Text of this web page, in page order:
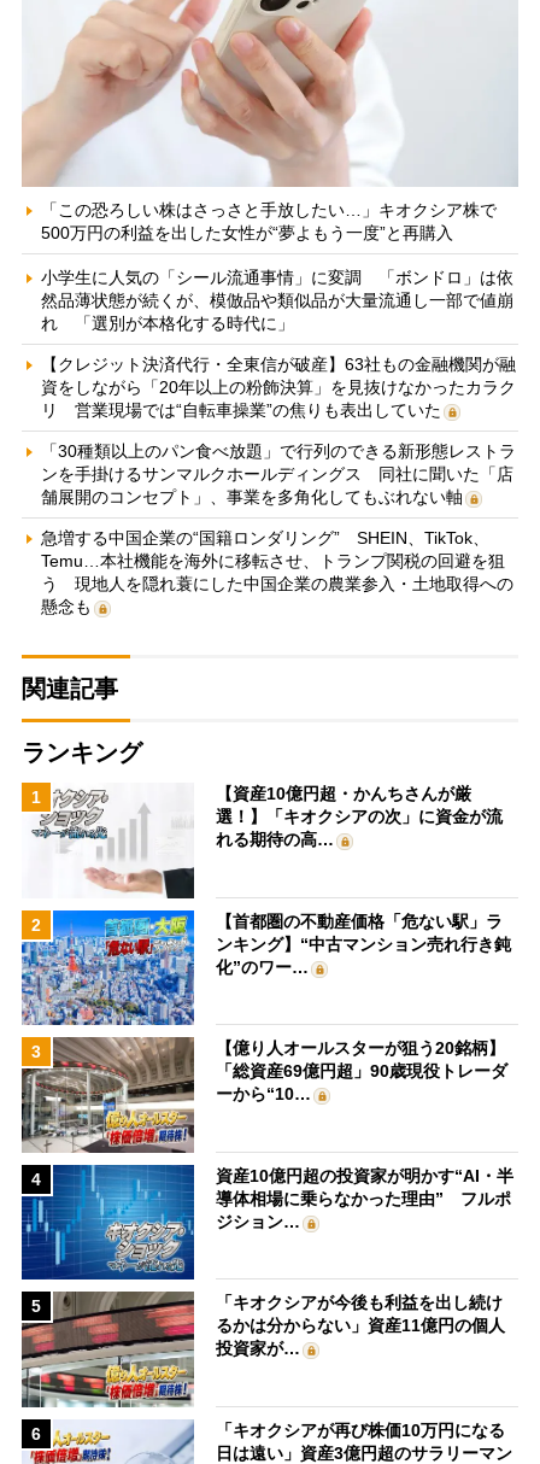
「この恐ろしい株はさっさと手放したい…」キオクシア株で
500万円の利益を出した女性が“夢よもう一度”と再購入
小学生に人気の「シール流通事情」に変調 「ボンドロ」は依
然品薄状態が続くが、模倣品や類似品が大量流通し一部で値崩
れ 「選別が本格化する時代に」
【クレジット決済代行・全東信が破産】63社もの金融機関が融
資をしながら「20年以上の粉飾決算」を見抜けなかったカラク
リ 営業現場では“自転車操業”の焦りも表出していた
「30種類以上のパン食べ放題」で行列のできる新形態レストラ
ンを手掛けるサンマルクホールディングス 同社に聞いた「店
舗展開のコンセプト」、事業を多角化してもぶれない軸
急増する中国企業の“国籍ロンダリング” SHEIN、TikTok、
Temu…本社機能を海外に移転させ、トランプ関税の回避を狙
う 現地人を隠れ蓑にした中国企業の農業参入・土地取得への
懸念も
関連記事
ランキング
1
【資産10億円超・かんちさんが厳
選！】「キオクシアの次」に資金が流
れる期待の高…
2
【首都圏の不動産価格「危ない駅」ラ
ンキング】“中古マンション売れ行き鈍
化”のワー…
3
【億り人オールスターが狙う20銘柄】
「総資産69億円超」90歳現役トレーダ
ーから“10…
4
資産10億円超の投資家が明かす“AI・半
導体相場に乗らなかった理由” フルポ
ジション…
5
「キオクシアが今後も利益を出し続け
るかは分からない」資産11億円の個人
投資家が…
6
「キオクシアが再び株価10万円になる
日は遠い」資産3億円超のサラリーマン